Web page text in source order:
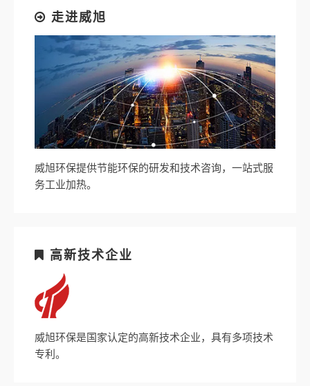
走进威旭
威旭环保提供节能环保的研发和技术咨询，一站式服
务工业加热。
高新技术企业
威旭环保是国家认定的高新技术企业，具有多项技术
专利。